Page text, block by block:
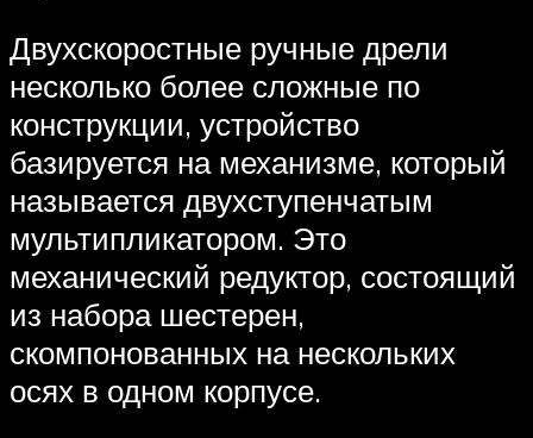
Двухскоростные ручные дрели
несколько более сложные по
конструкции, устройство
базируется на механизме, который
называется двухступенчатым
мультипликатором. Это
механический редуктор, состоящий
из набора шестерен,
скомпонованных на нескольких
осях в одном корпусе.